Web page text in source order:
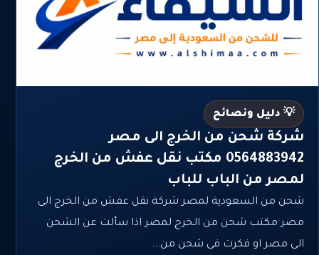
💡 دليل ونصائح
شركة شحن من الخرج الى مصر
0564883942 مكتب نقل عفش من الخرج
لمصر من الباب للباب
شحن من السعودية لمصر شركة نقل عفش من الخرج الى
مصر مكتب شحن من الخرج لمصر اذا سألت عن الشحن
الى مصر او فكرت فى شحن من...